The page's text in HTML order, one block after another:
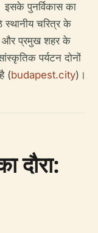
इसके पुनर्विकास का
चरित्र के
और प्रमुख शहर के
पर्यटन दोनों
(budapest.city)।
दौरा: